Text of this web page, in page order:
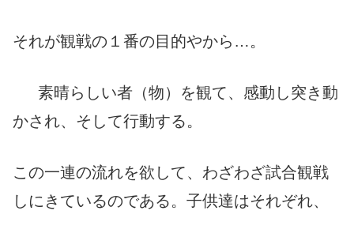
それが観戦の１番の目的やから…。
素晴らしい者（物）を観て、感動し突き動
かされ、そして行動する。
この一連の流れを欲して、わざわざ試合観戦
しにきているのである。子供達はそれぞれ、